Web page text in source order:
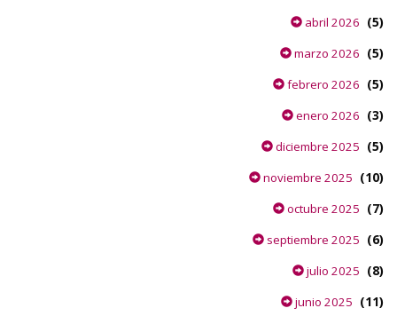
abril 2026 (5)
marzo 2026 (5)
febrero 2026 (5)
enero 2026 (3)
diciembre 2025 (5)
noviembre 2025 (10)
octubre 2025 (7)
septiembre 2025 (6)
julio 2025 (8)
junio 2025 (11)